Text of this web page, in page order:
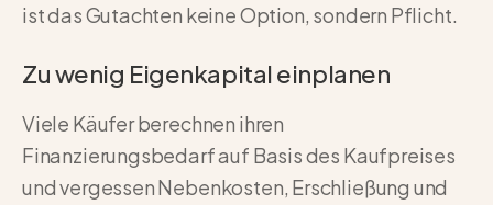
ist das Gutachten keine Option, sondern Pflicht.
Zu wenig Eigenkapital einplanen
Viele Käufer berechnen ihren
Finanzierungsbedarf auf Basis des Kaufpreises
und vergessen Nebenkosten, Erschließung und